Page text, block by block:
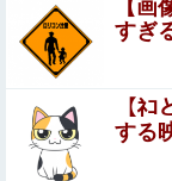
ストーカーに狙
い中出しレ●プGIF
【珍事】サッカ
う。
【
すぎ
【ﾈ
する